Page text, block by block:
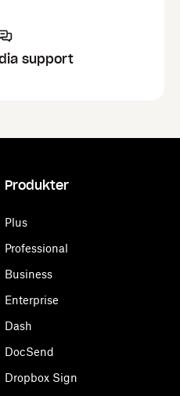
support
Produkter
Plus
Professional
Business
Enterprise
Dash
DocSend
Dropbox Sign